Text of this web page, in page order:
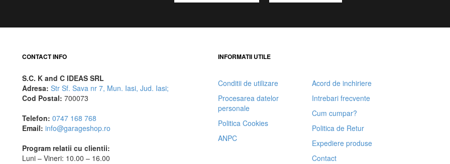
CONTACT INFO
S.C. K and C IDEAS SRL
Adresa: Str Sf. Sava nr 7, Mun. Iasi, Jud. Iasi;
Cod Postal: 700073
Telefon: 0747 168 768
Email: info@garageshop.ro
Program relatii cu clientii:
Luni – Vineri: 10.00 – 16.00
INFORMATII UTILE
Conditii de utilizare
Procesarea datelor
personale
Politica Cookies
ANPC
Acord de inchiriere
Intrebari frecvente
Cum cumpar?
Politica de Retur
Expediere produse
Contact